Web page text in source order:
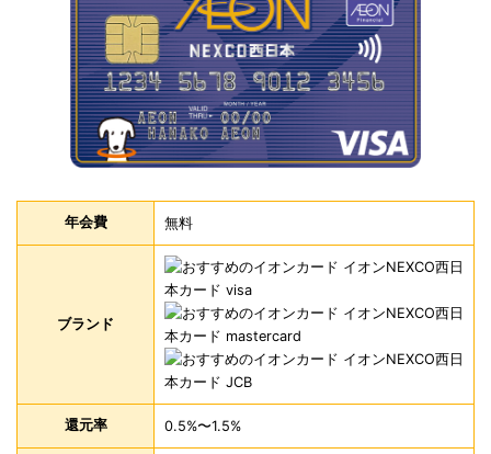
年会費 無料
ブランド
還元率 0.5%〜1.5%